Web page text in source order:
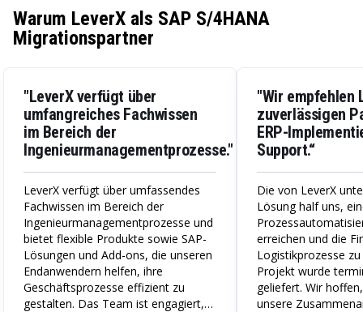
Warum LeverX als SAP S/4HANA
Migrationspartner
"LeverX verfügt über
umfangreiches Fachwissen
im Bereich der
Ingenieurmanagementprozesse."
LeverX verfügt über umfassendes
Fachwissen im Bereich der
Ingenieurmanagementprozesse und
bietet flexible Produkte sowie SAP-
Lösungen und Add-ons, die unseren
Endanwendern helfen, ihre
Geschäftsprozesse effizient zu
gestalten. Das Team ist engagiert,
"Wir empfehlen
zuverlässigen
ERP-
Support.“
Die von LeverX
Lösung half uns,
erreichen und die
Logistikprozesse
Projekt wurde
geliefert. Wir
unsere